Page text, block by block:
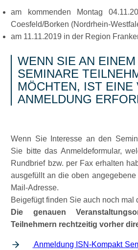
am kommenden Montag
Coesfeld/Borken (Nordrhein-
am 11.11.2019 in der Region
WENN SIE AN EINEM
SEMINARE
MÖCHTEN, IST EINE
ANMELDUNG
Wenn Sie Interesse an den
Sie bitte das Anmeldeformular,
Rundbrief bzw. per Fax erhalten
ausgefüllt an die oben
Mail-Adresse.
Beigefügt finden Sie auch noch mal
Die genauen
Teilnehmern rechtzeitig vorher
Anmeldung ISN-Kompakt